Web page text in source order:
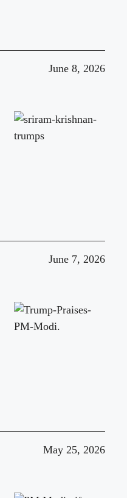
June 8, 2026
June 7, 2026
May 25, 2026